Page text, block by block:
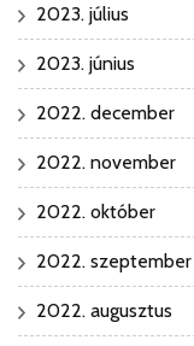
2023. július
2023. június
2022. december
2022. november
2022. október
2022. szeptember
2022. augusztus